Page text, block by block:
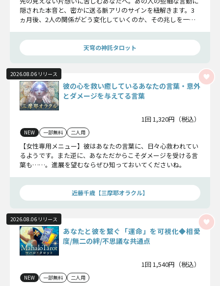
隠された本音と、密かに送る脈アリのサインを紐解きます。3
ヵ月後、2人の関係がどう変化していくのか、その兆しを一緒
天穹の神託タロット
2026.08.06 リリース
彼の心を救い癒しているあなたの言葉・意外
とダメージを与えてる言葉
1回 1,320円（税込）
NEW 一部無料 二人用
【女性専用メニュー】彼はあなたの言葉に、日々心救われてい
るようです。また逆に、あなただからこそダメージを受ける言
葉も……。進展を望むならぜひ知っておいてくださいね。
近藤千歳【三摩耶オラクル】
2026.08.06 リリース
あなたと彼を繋ぐ「運命」を可視化◆相愛
度/無二の絆/不思議な共通点
1回 1,540円（税込）
NEW 一部無料 二人用